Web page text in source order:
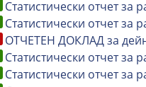
Статистически отчет за
Статистически отчет
ОТЧЕТЕН ДОКЛАД за
Статистически отчет за
Статистически отчет за